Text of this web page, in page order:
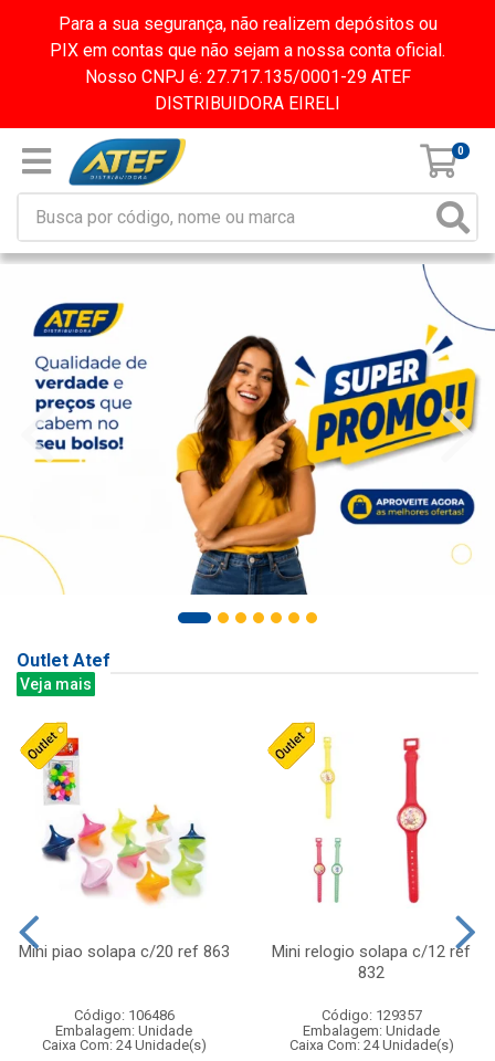
Para a sua segurança, não realizem depósitos ou
PIX em contas que não sejam a nossa conta oficial.
Nosso CNPJ é: 27.717.135/0001-29 ATEF
DISTRIBUIDORA EIRELI
0
Outlet Atef
Veja mais
Mini piao solapa c/20 ref 863
Código: 106486
Embalagem: Unidade
Caixa Com: 24 Unidade(s)
Mini relogio solapa c/12 ref
832
Código: 129357
Embalagem: Unidade
Caixa Com: 24 Unidade(s)